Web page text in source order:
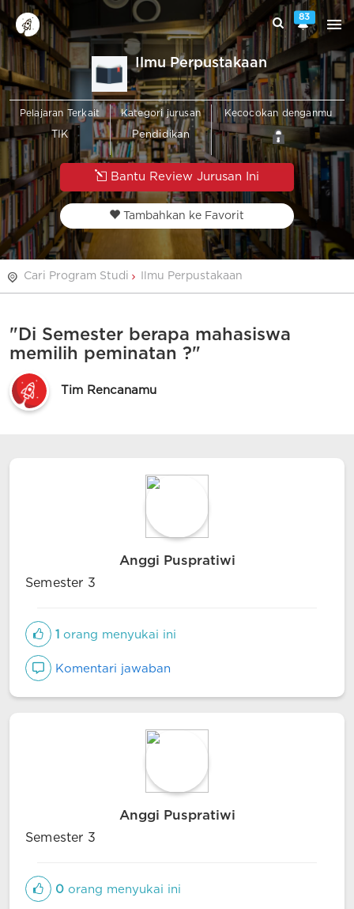
83
Ilmu Perpustakaan
Pelajaran Terkait
TIK
Kategori jurusan
Pendidikan
Kecocokan denganmu
Bantu Review Jurusan Ini
Tambahkan ke Favorit
Cari Program Studi Ilmu Perpustakaan
"Di Semester berapa mahasiswa
memilih peminatan ?"
Tim Rencanamu
Anggi Puspratiwi
Semester 3
1 orang menyukai ini
Komentari jawaban
Anggi Puspratiwi
Semester 3
0 orang menyukai ini